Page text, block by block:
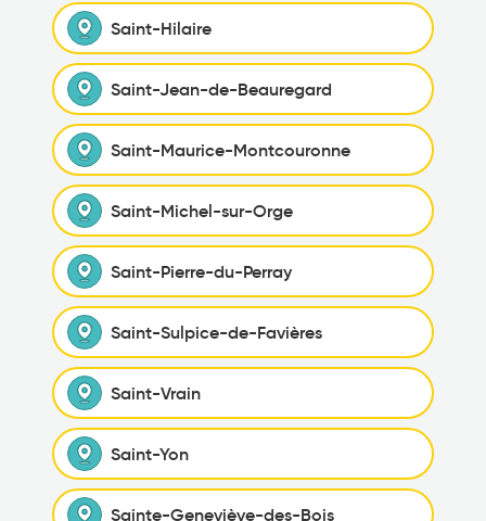
Saint-Hilaire
Saint-Jean-de-Beauregard
Saint-Maurice-Montcouronne
Saint-Michel-sur-Orge
Saint-Pierre-du-Perray
Saint-Sulpice-de-Favières
Saint-Vrain
Saint-Yon
Sainte-Geneviève-des-Bois